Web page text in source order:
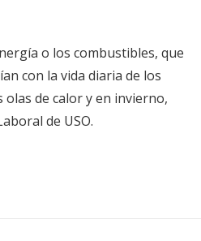
o los combustibles, que
con la vida diaria de los
de calor y en invierno,
de USO.